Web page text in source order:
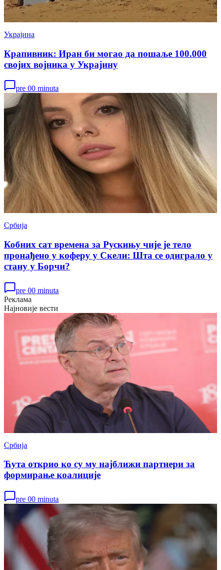
Украјина
Крапивник: Иран би могао да пошаље 100.000
својих војника у Украјину
pre 00 minuta
Србија
Кобних сат времена за Рускињу чије је тело
пронађено у коферу у Скели: Шта се одиграло у
стану у Борчи?
pre 00 minuta
Реклама
Најновије вести
Србија
Ћута открио ко су му најближи партнери за
формирање коалиције
pre 00 minuta